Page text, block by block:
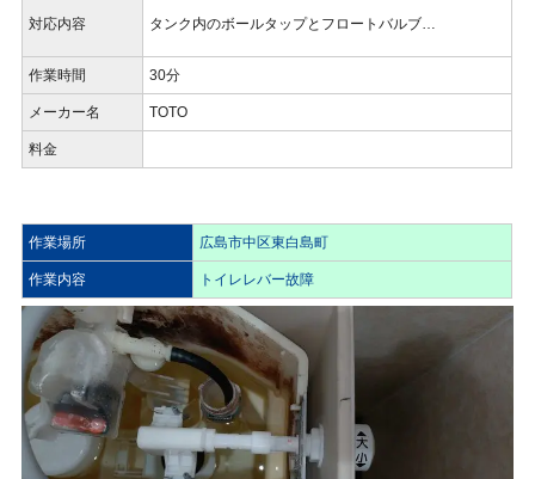
対応内容 タンク内のボールタップとフロートバルブ…
作業時間 30分
メーカー名 TOTO
料金
作業場所 広島市中区東白島町
作業内容 トイレレバー故障